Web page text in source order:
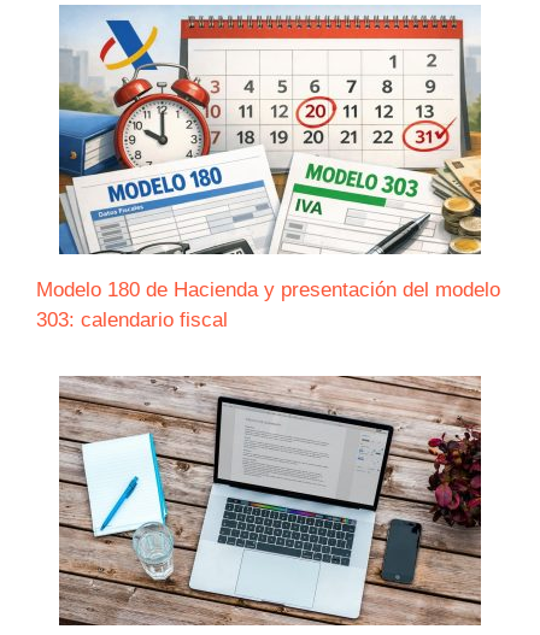
Modelo 180 de Hacienda y presentación del modelo
303: calendario fiscal